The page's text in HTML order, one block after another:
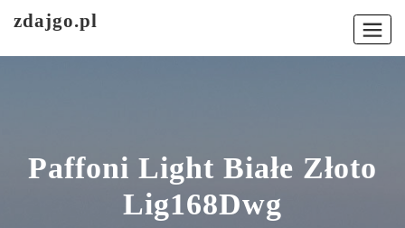
zdajgo.pl
Paffoni Light Białe Złoto
Lig168Dwg